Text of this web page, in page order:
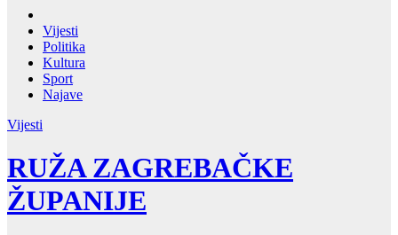
Vijesti
Politika
Kultura
Sport
Najave
Vijesti
RUŽA ZAGREBAČKE
ŽUPANIJE